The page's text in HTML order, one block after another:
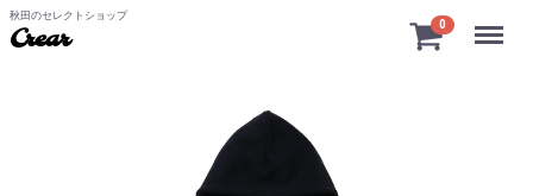
秋田のセレクトショップ
Crear
0 Menu